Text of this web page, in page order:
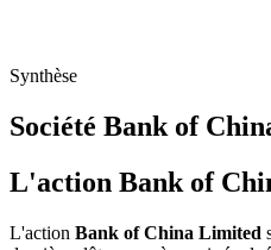
Synthèse
Société Bank of
L'action Bank of
L'action Bank of China Limited